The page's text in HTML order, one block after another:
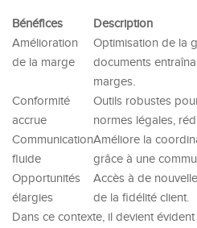
Bénéfices
Description
Amélioration
de la marge
Optimisation de la
documents
marges.
Conformité
accrue
Outils robustes
normes légales,
Communication
fluide
Améliore la
grâce à une
Opportunités
élargies
Accès à de
de la fidélité client.
Dans ce contexte, il devient